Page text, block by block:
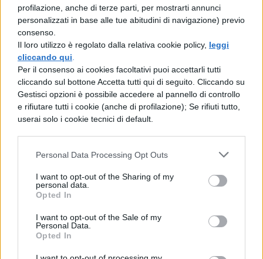
profilazione, anche di terze parti, per mostrarti annunci
personalizzati in base alle tue abitudini di navigazione) previo
consenso.
Il loro utilizzo è regolato dalla relativa cookie policy, leggi
cliccando qui
Per il consenso ai cookies facoltativi puoi accettarli tutti
cliccando sul bottone Accetta tutti qui di seguito. Cliccando su
Gestisci opzioni è possibile accedere al pannello di controllo
e rifiutare tutti i cookie (anche di profilazione); Se rifiuti tutto,
userai solo i cookie tecnici di default.
Personal Data Processing Opt Outs
I want to opt-out of the Sharing of my
personal data.
Opted In
I want to opt-out of the Sale of my
Personal Data.
Opted In
RIASSUNTI IN INGLESE SVOLTI
CON LA L
RIASSUNTI IN INGLESE SVOLTI
Riassunto in inglese 1984 di Orwell
Macbeth: riassunto in inglese
Riassunto in inglese Mrs Dalloway
Virginia Woolf